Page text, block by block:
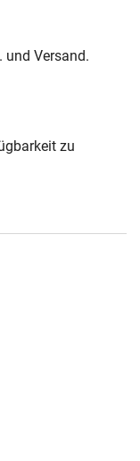
und Versand.
zu